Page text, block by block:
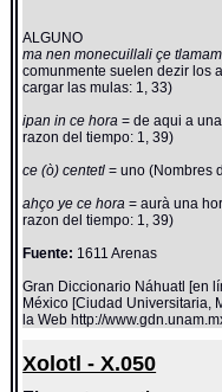
ALGUNO
ma nen monecuillali çe
comunmente suelen dezir los
cargar las mulas: 1, 33)
ipan in ce hora= de aqui a
razon del tiempo: 1, 39)
ce (ò) centetl= uno (Nombres
ahço ye ce hora= aurà una
razon del tiempo: 1, 39)
Fuente: 1611 Arenas
Gran Diccionario Náhuatl [en
México [Ciudad Universitaria,
la Web http://
Xolotl - X.050